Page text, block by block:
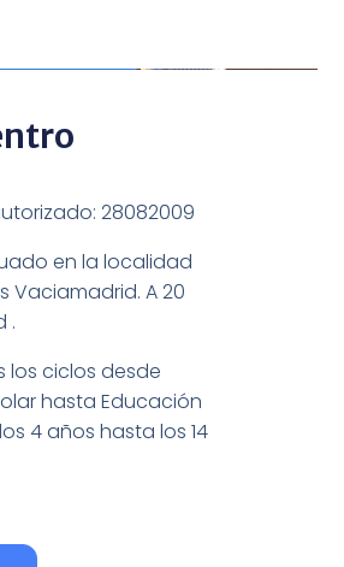
28082009
en la localidad
Vaciamadrid. A 20
.
los ciclos desde
hasta Educación
4 años hasta los 14